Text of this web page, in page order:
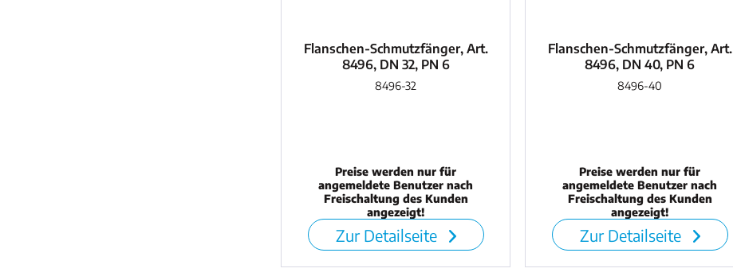
Flanschen-Schmutzfänger, Art.
8496, DN 32, PN 6
8496-32
Preise werden nur für
angemeldete Benutzer nach
Freischaltung des Kunden
angezeigt!
Zur Detailseite
Flanschen-Schmutzfänger, Art.
8496, DN 40, PN 6
8496-40
Preise werden nur für
angemeldete Benutzer nach
Freischaltung des Kunden
angezeigt!
Zur Detailseite